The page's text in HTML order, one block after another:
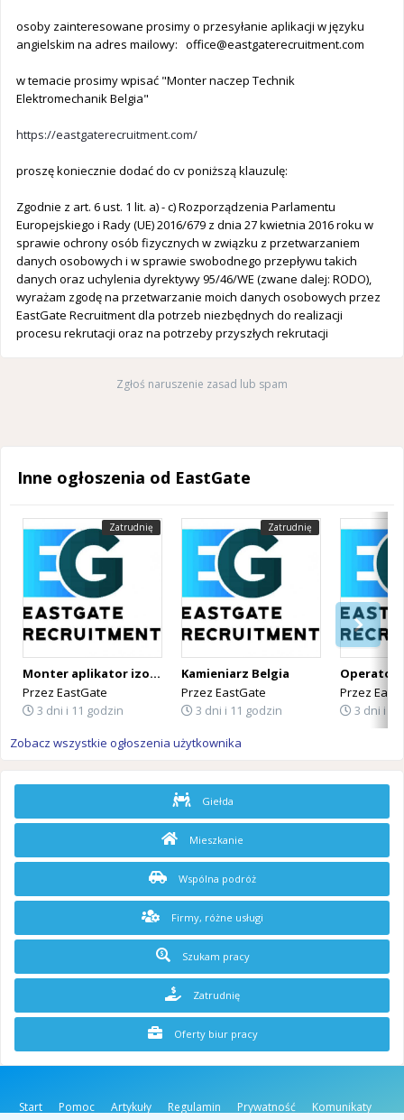
osoby zainteresowane prosimy o przesyłanie aplikacji w języku
angielskim na adres mailowy: office@eastgaterecruitment.com
w temacie prosimy wpisać "Monter naczep Technik
Elektromechanik Belgia"
https://eastgaterecruitment.com/
proszę koniecznie dodać do cv poniższą klauzulę:
Zgodnie z art. 6 ust. 1 lit. a) - c) Rozporządzenia Parlamentu
Europejskiego i Rady (UE) 2016/679 z dnia 27 kwietnia 2016 roku w
sprawie ochrony osób fizycznych w związku z przetwarzaniem
danych osobowych i w sprawie swobodnego przepływu takich
danych oraz uchylenia dyrektywy 95/46/WE (zwane dalej: RODO),
wyrażam zgodę na przetwarzanie moich danych osobowych przez
EastGate Recruitment dla potrzeb niezbędnych do realizacji
procesu rekrutacji oraz na potrzeby przyszłych rekrutacji
Zgłoś naruszenie zasad lub spam
Inne ogłoszenia od EastGate
Zatrudnię
Monter aplikator izolacji PUR Belgia
Przez EastGate
3 dni i 11 godzin
Zatrudnię
Kamieniarz Belgia
Przez EastGate
3 dni i 11 godzin
Przez
3 dni i
Zobacz wszystkie ogłoszenia użytkownika
Giełda
Mieszkanie
Wspólna podróż
Firmy, różne usługi
Szukam pracy
Zatrudnię
Oferty biur pracy
Start Pomoc Artykuły Regulamin Prywatność
Komunikaty